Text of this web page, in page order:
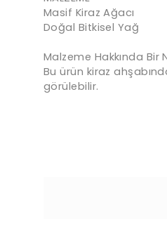
Masif Kiraz Ağacı
Doğal Bitkisel Yağ
Malzeme Hakkında Bir
Bu ürün kiraz
görülebilir.